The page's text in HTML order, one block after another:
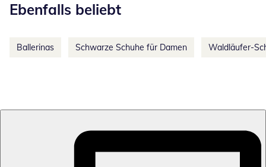
Ebenfalls beliebt
Ballerinas Schwarze Schuhe für Damen Waldläufer-